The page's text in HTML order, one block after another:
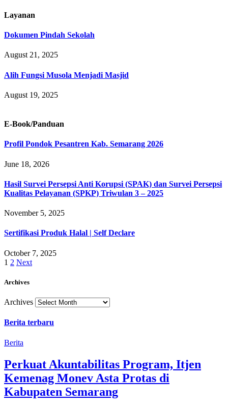
Layanan
Dokumen Pindah Sekolah
August 21, 2025
Alih Fungsi Musola Menjadi Masjid
August 19, 2025
E-Book/Panduan
Profil Pondok Pesantren Kab. Semarang 2026
June 18, 2026
Hasil Survei Persepsi Anti Korupsi (SPAK) dan Survei Persepsi
Kualitas Pelayanan (SPKP) Triwulan 3 – 2025
November 5, 2025
Sertifikasi Produk Halal | Self Declare
October 7, 2025
1 2 Next
Archives
Archives
Berita terbaru
Berita
Perkuat Akuntabilitas Program, Itjen
Kemenag Monev Asta Protas di
Kabupaten Semarang